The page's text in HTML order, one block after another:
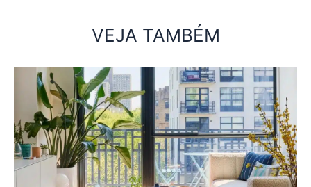
VEJA TAMBÉM